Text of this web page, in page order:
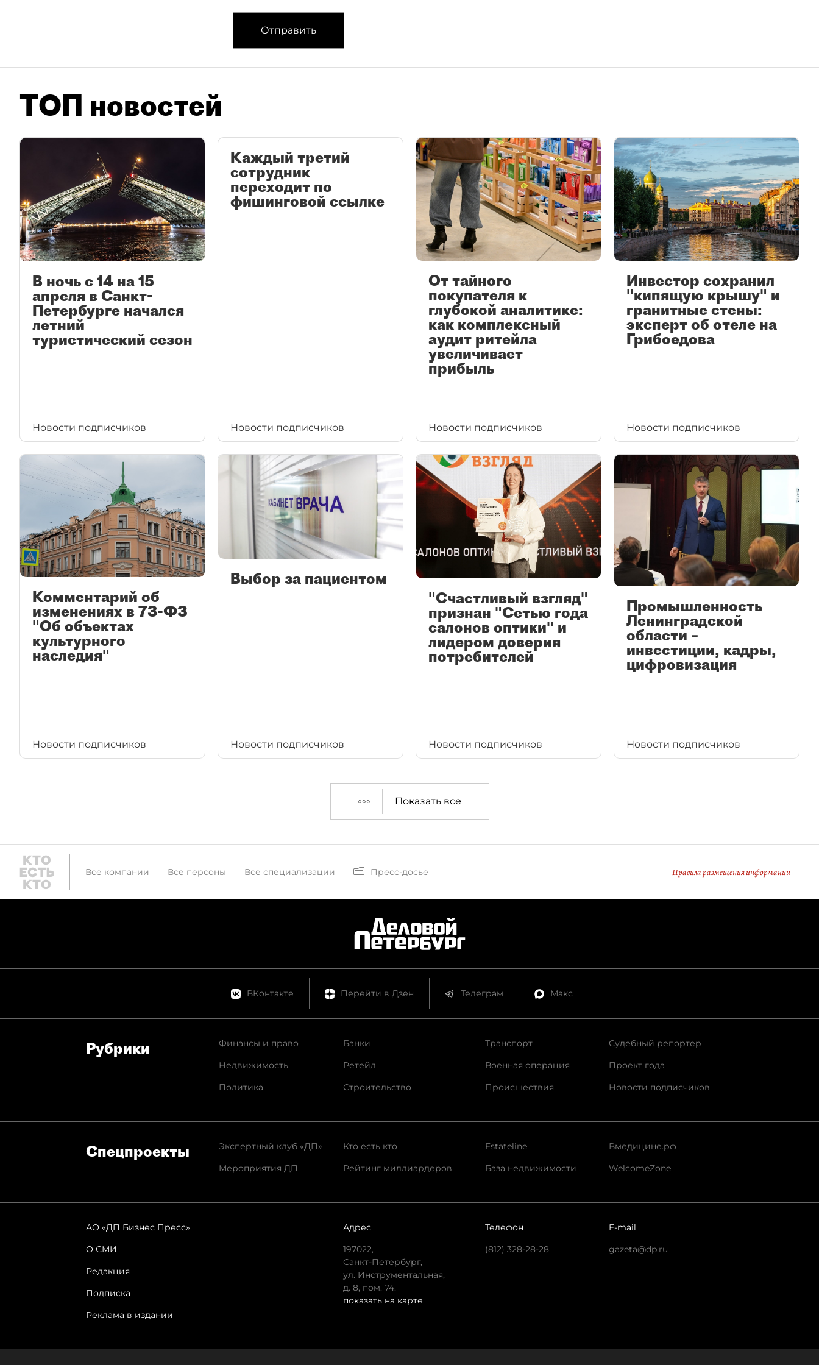
Отправить
ТОП новостей
В ночь с 14 на 15
апреля в Санкт-
Петербурге начался
летний
туристический сезон
Новости подписчиков
Каждый третий
сотрудник
переходит по
фишинговой ссылке
Новости подписчиков
От тайного
покупателя к
глубокой аналитике:
как комплексный
аудит ритейла
увеличивает
прибыль
Новости подписчиков
Инвестор сохранил
"кипящую крышу" и
гранитные стены:
эксперт об отеле на
Грибоедова
Новости подписчиков
Комментарий об
изменениях в 73-ФЗ
"Об объектах
культурного
наследия"
Новости подписчиков
Выбор за пациентом
Новости подписчиков
"Счастливый взгляд"
признан "Сетью года
салонов оптики" и
лидером доверия
потребителей
Новости подписчиков
Промышленность
Ленинградской
области –
инвестиции, кадры,
цифровизация
Новости подписчиков
Показать все
Все компании Все персоны Все специализации Пресс-досье Правила размещения информации
ВКонтакте Перейти в Дзен Телеграм Макс
Рубрики
Финансы и право
Недвижимость
Политика
Банки
Ретейл
Строительство
Транспорт
Военная операция
Происшествия
Судебный репортер
Проект года
Новости подписчиков
Спец­проекты
Экспертный клуб «ДП»
Мероприятия ДП
Кто есть кто
Рейтинг миллиардеров
Estateline
База недвижимости
Вмедицине.рф
WelcomeZone
АО «ДП Бизнес Пресс»
О СМИ
Редакция
Подписка
Реклама в издании
Адрес
197022,
Санкт-Петербург,
ул. Инструментальная,
д. 8, пом. 74.
показать на карте
Телефон
(812) 328-28-28
E-mail
gazeta@dp.ru